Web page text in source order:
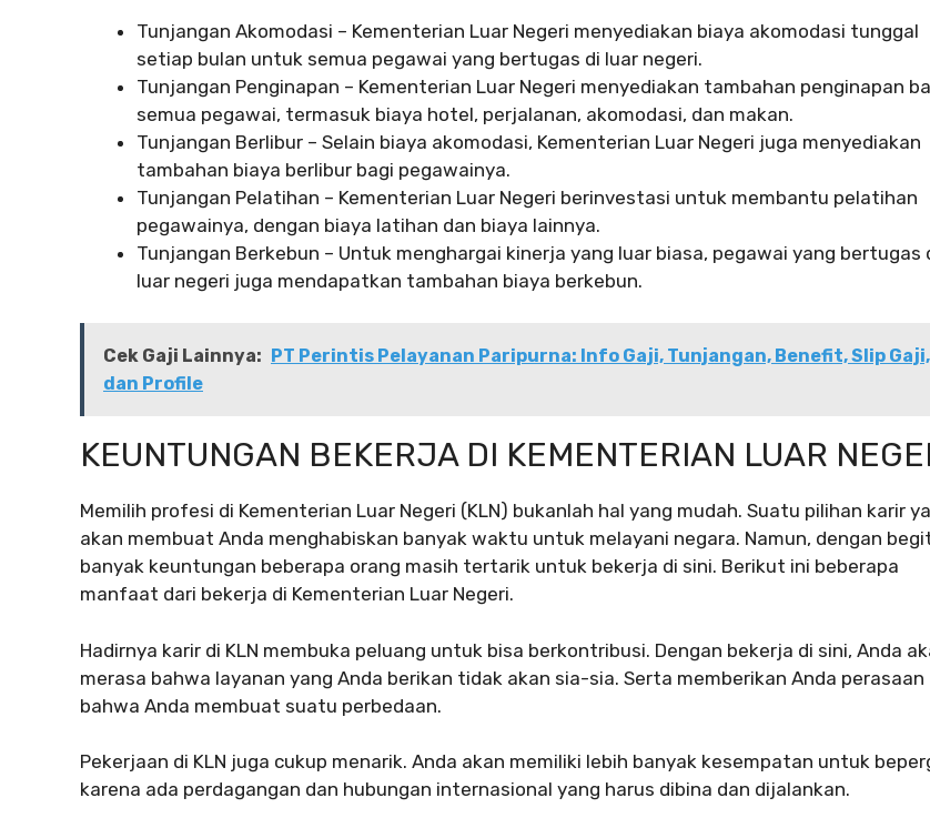
Tunjangan Akomodasi – Kementerian Luar Negeri menyediakan biaya akomodasi tunggal
setiap bulan untuk semua pegawai yang bertugas di luar negeri.
Tunjangan Penginapan – Kementerian Luar Negeri menyediakan tambahan penginapan
semua pegawai, termasuk biaya hotel, perjalanan, akomodasi, dan makan.
Tunjangan Berlibur – Selain biaya akomodasi, Kementerian Luar Negeri juga menyediakan
tambahan biaya berlibur bagi pegawainya.
Tunjangan Pelatihan – Kementerian Luar Negeri berinvestasi untuk membantu pelatihan
pegawainya, dengan biaya latihan dan biaya lainnya.
Tunjangan Berkebun – Untuk menghargai kinerja yang luar biasa, pegawai yang bertugas
luar negeri juga mendapatkan tambahan biaya berkebun.
Cek Gaji Lainnya:
PT Perintis Pelayanan Paripurna: Info Gaji, Tunjangan, Benefit, Slip Gaji,
dan Profile
KEUNTUNGAN BEKERJA DI KEMENTERIAN LUAR
Memilih profesi di Kementerian Luar Negeri (KLN) bukanlah hal yang mudah. Suatu pilihan karir
akan membuat Anda menghabiskan banyak waktu untuk melayani negara. Namun, dengan
banyak keuntungan beberapa orang masih tertarik untuk bekerja di sini. Berikut ini beberapa
manfaat dari bekerja di Kementerian Luar Negeri.
Hadirnya karir di KLN membuka peluang untuk bisa berkontribusi. Dengan bekerja di sini, Anda
merasa bahwa layanan yang Anda berikan tidak akan sia-sia. Serta memberikan Anda perasaan
bahwa Anda membuat suatu perbedaan.
Pekerjaan di KLN juga cukup menarik. Anda akan memiliki lebih banyak kesempatan untuk
karena ada perdagangan dan hubungan internasional yang harus dibina dan dijalankan.